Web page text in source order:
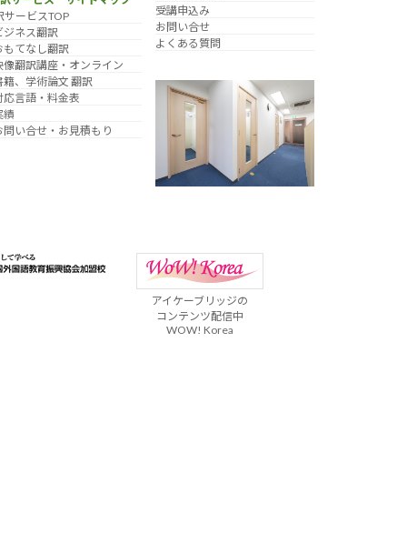
サービスTOP
ジネス翻訳
もてなし翻訳
像翻訳講座・オンライン
籍、学術論文 翻訳
応言語・料金表
績
問い合せ・お見積もり
受講申込み
お問い合せ
よくある質問
アイケーブリッジの
コンテンツ配信中
WOW! Korea